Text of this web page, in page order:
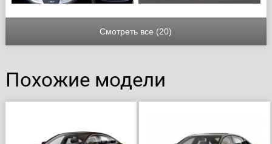
Смотреть все (20)
Похожие модели